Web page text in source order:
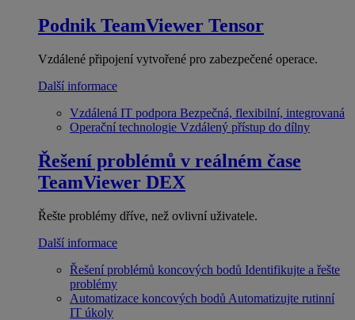
Podnik TeamViewer Tensor
Vzdálené připojení vytvořené pro zabezpečené operace.
Další informace
Vzdálená IT podpora Bezpečná, flexibilní, integrovaná
Operační technologie Vzdálený přístup do dílny
Řešení problémů v reálném čase
TeamViewer DEX
Řešte problémy dříve, než ovlivní uživatele.
Další informace
Řešení problémů koncových bodů Identifikujte a řešte
problémy
Automatizace koncových bodů Automatizujte rutinní
IT úkoly